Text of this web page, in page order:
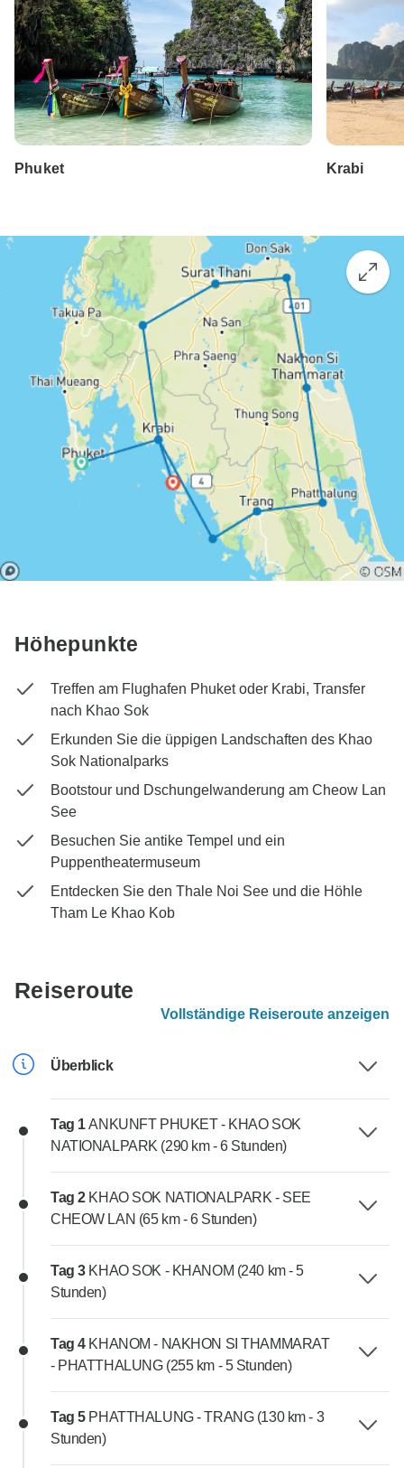
Phuket Krabi
Höhepunkte
Treffen am Flughafen Phuket oder Krabi, Transfer
nach Khao Sok
Erkunden Sie die üppigen Landschaften des Khao
Sok Nationalparks
Bootstour und Dschungelwanderung am Cheow Lan
See
Besuchen Sie antike Tempel und ein
Puppentheatermuseum
Entdecken Sie den Thale Noi See und die Höhle
Tham Le Khao Kob
Reiseroute
Vollständige Reiseroute anzeigen
Überblick
Tag 1ANKUNFT PHUKET - KHAO SOK
NATIONALPARK (290 km - 6 Stunden)
Tag 2 KHAO SOK NATIONALPARK - SEE
CHEOW LAN (65 km - 6 Stunden)
Tag 3 KHAO SOK - KHANOM (240 km - 5
Stunden)
Tag 4 KHANOM - NAKHON SI THAMMARAT
- PHATTHALUNG (255 km - 5 Stunden)
Tag 5 PHATTHALUNG - TRANG (130 km - 3
Stunden)